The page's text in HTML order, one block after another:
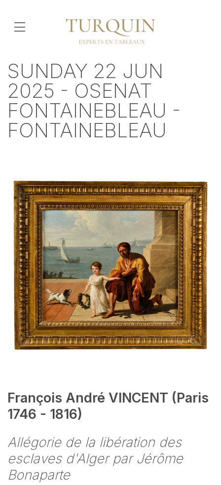
SUNDAY 22 JUN
2025 - OSENAT
FONTAINEBLEAU -
FONTAINEBLEAU
François André VINCENT (Paris
1746 - 1816)
Allégorie de la libération des
esclaves d'Alger par Jérôme
Bonaparte